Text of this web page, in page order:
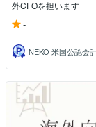
外CFOを担います
-